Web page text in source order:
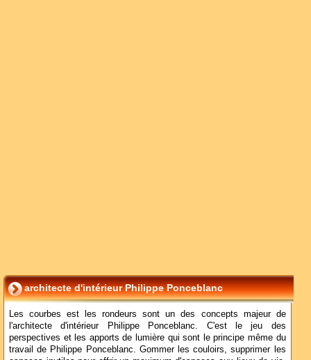
architecte d'intérieur Philippe Ponceblanc
Les courbes est les rondeurs sont un des concepts majeur de
l'architecte d'intérieur Philippe Ponceblanc. C'est le jeu des
perspectives et les apports de lumière qui sont le principe même du
travail de Philippe Ponceblanc. Gommer les couloirs, supprimer les